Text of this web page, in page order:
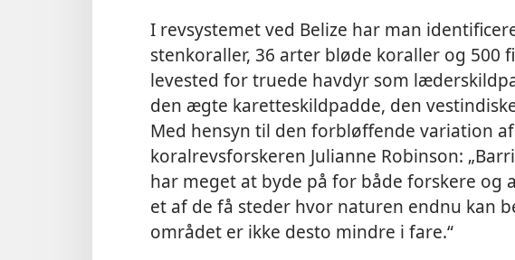
I revsystemet ved Belize har man
stenkoraller, 36 arter bløde koraller og 500
levested for truede havdyr som
den ægte karetteskildpadde, den
Med hensyn til den forbløffende variation
koralrevsforskeren Julianne Robinson:
har meget at byde på for både forskere og
et af de få steder hvor naturen endnu kan
området er ikke desto mindre i fare.“